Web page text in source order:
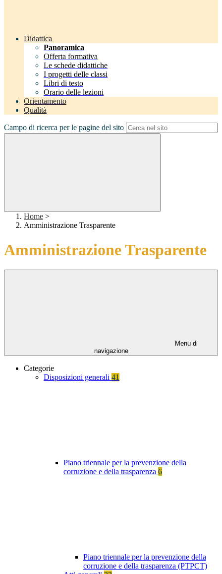
Didattica
Panoramica
Offerta formativa
Le schede didattiche
I progetti delle classi
Libri di testo
Orario delle lezioni
Orientamento
Qualità
Campo di ricerca per le pagine del sito
Home >
Amministrazione Trasparente
Amministrazione Trasparente
Menu di
navigazione
Categorie
Disposizioni generali 41
Piano triennale per la prevenzione della
corruzione e della trasparenza 6
Piano triennale per la prevenzione della
corruzione e della trasparenza (PTPCT)